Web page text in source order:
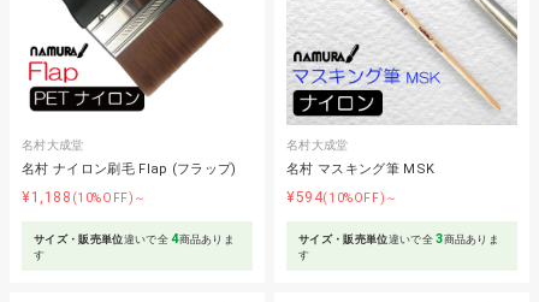
名村大成堂
名村 ナイロン刷毛 Flap (フラップ)
¥1,188 (10%OFF)～
サイズ・販売単位違いで全4商品ありま
す
名村大成堂
名村 マスキング筆 MSK
¥594(10%OFF)～
サイズ・販売単位違いで全3商品ありま
す